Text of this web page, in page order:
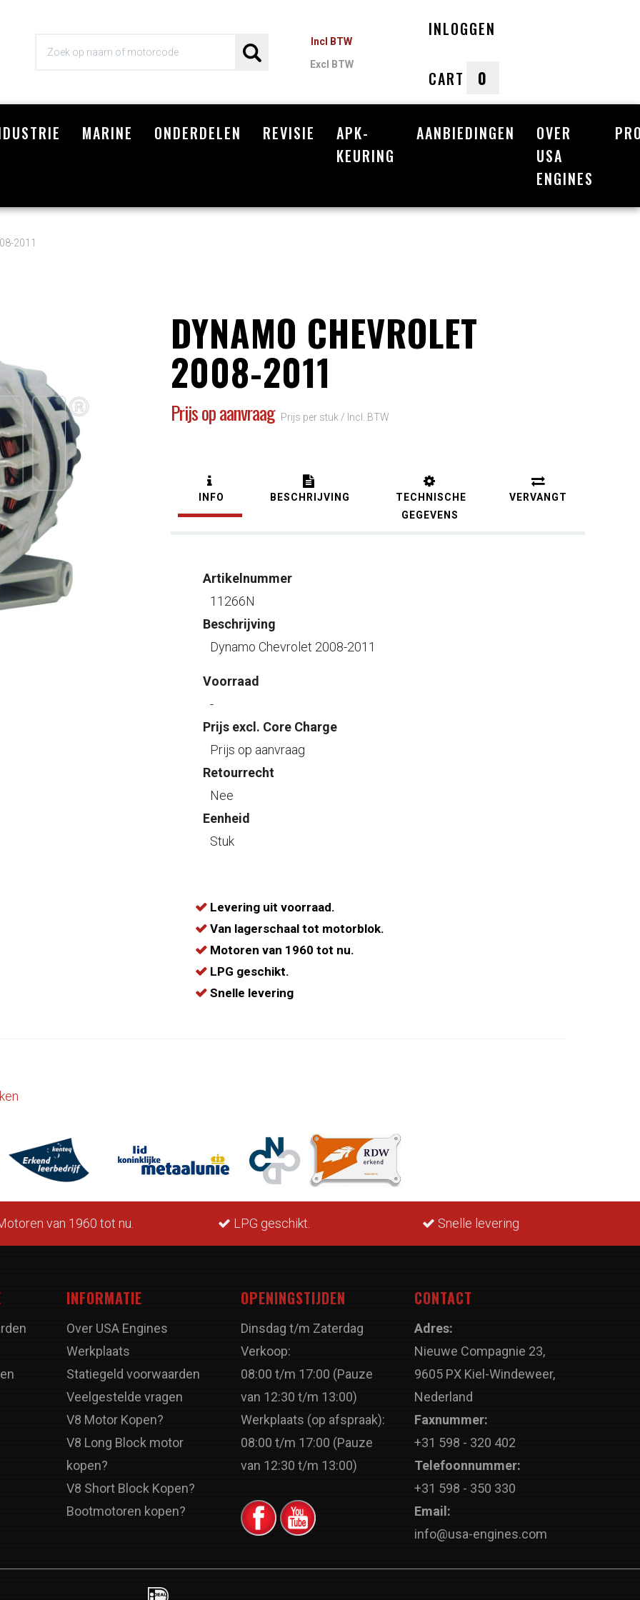
Incl BTW
Excl BTW
INLOGGEN
CART 0
Winkelwagen
MARINE ONDERDELEN REVISIE
APK-
KEURING
AANBIEDINGEN
OVER
USA
ENGINES
2011
DYNAMO CHEVROLET
2008-2011
Prijs op aanvraag Prijs per stuk / Incl. BTW
INFO BESCHRIJVING
TECHNISCHE
GEGEVENS
VERVANGT
Artikelnummer
11266N
Beschrijving
Dynamo Chevrolet 2008-2011
Voorraad
-
Prijs excl. Core Charge
Prijs op aanvraag
Retourrecht
Nee
Eenheid
Stuk
Levering uit voorraad.
Van lagerschaal tot motorblok.
Motoren van 1960 tot nu.
LPG geschikt.
Snelle levering
van 1960 tot nu. LPG geschikt. Snelle levering
INFORMATIE
Over USA Engines
Werkplaats
Statiegeld voorwaarden
Veelgestelde vragen
V8 Motor Kopen?
V8 Long Block motor
kopen?
V8 Short Block Kopen?
Bootmotoren kopen?
OPENINGSTIJDEN
Dinsdag t/m Zaterdag
Verkoop:
08:00 t/m 17:00 (Pauze
van 12:30 t/m 13:00)
Werkplaats (op afspraak):
08:00 t/m 17:00 (Pauze
van 12:30 t/m 13:00)
CONTACT
Adres:
Nieuwe Compagnie 23,
9605 PX Kiel-Windeweer,
Nederland
Faxnummer:
+31 598 - 320 402
Telefoonnummer:
+31 598 - 350 330
Email:
info@usa-engines.com